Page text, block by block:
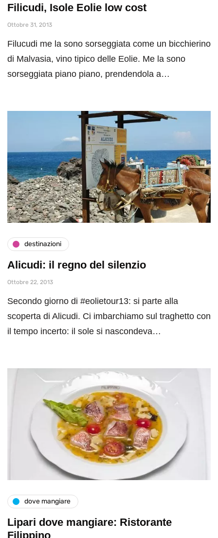
Filicudi, Isole Eolie low cost
Ottobre 31, 2013
Filucudi me la sono sorseggiata come un bicchierino
di Malvasia, vino tipico delle Eolie. Me la sono
sorseggiata piano piano, prendendola a…
destinazioni
Alicudi: il regno del silenzio
Ottobre 22, 2013
Secondo giorno di #eolietour13: si parte alla
scoperta di Alicudi. Ci imbarchiamo sul traghetto con
il tempo incerto: il sole si nascondeva…
dove mangiare
Lipari dove mangiare: Ristorante
Filippino